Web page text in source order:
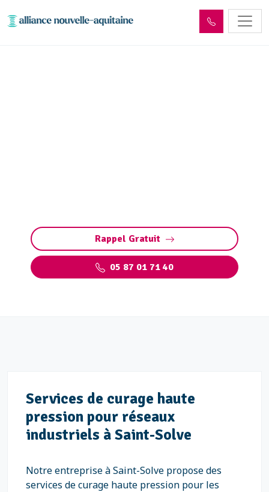
Rappel Gratuit
05 87 01 71 40
Services de curage haute
pression pour réseaux
industriels à Saint-Solve
Notre entreprise à Saint-Solve propose des
services de curage haute pression pour les